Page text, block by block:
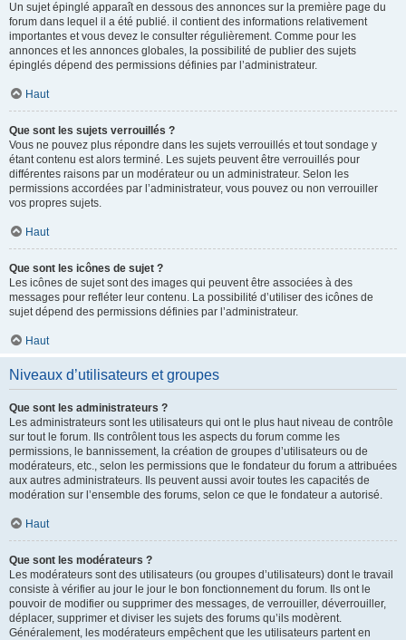
Un sujet épinglé apparaît en dessous des annonces sur la première page du
forum dans lequel il a été publié. il contient des informations relativement
importantes et vous devez le consulter régulièrement. Comme pour les
annonces et les annonces globales, la possibilité de publier des sujets
épinglés dépend des permissions définies par l’administrateur.
Haut
Que sont les sujets verrouillés ?
Vous ne pouvez plus répondre dans les sujets verrouillés et tout sondage y
étant contenu est alors terminé. Les sujets peuvent être verrouillés pour
différentes raisons par un modérateur ou un administrateur. Selon les
permissions accordées par l’administrateur, vous pouvez ou non verrouiller
vos propres sujets.
Haut
Que sont les icônes de sujet ?
Les icônes de sujet sont des images qui peuvent être associées à des
messages pour refléter leur contenu. La possibilité d’utiliser des icônes de
sujet dépend des permissions définies par l’administrateur.
Haut
Niveaux d’utilisateurs et groupes
Que sont les administrateurs ?
Les administrateurs sont les utilisateurs qui ont le plus haut niveau de contrôle
sur tout le forum. Ils contrôlent tous les aspects du forum comme les
permissions, le bannissement, la création de groupes d’utilisateurs ou de
modérateurs, etc., selon les permissions que le fondateur du forum a attribuées
aux autres administrateurs. Ils peuvent aussi avoir toutes les capacités de
modération sur l’ensemble des forums, selon ce que le fondateur a autorisé.
Haut
Que sont les modérateurs ?
Les modérateurs sont des utilisateurs (ou groupes d’utilisateurs) dont le travail
consiste à vérifier au jour le jour le bon fonctionnement du forum. Ils ont le
pouvoir de modifier ou supprimer des messages, de verrouiller, déverrouiller,
déplacer, supprimer et diviser les sujets des forums qu’ils modèrent.
Généralement, les modérateurs empêchent que les utilisateurs partent en